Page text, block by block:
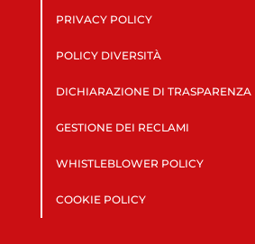
PRIVACY POLICY
POLICY DIVERSITÀ
DICHIARAZIONE DI TRASPARENZA
GESTIONE DEI RECLAMI
WHISTLEBLOWER POLICY
COOKIE POLICY